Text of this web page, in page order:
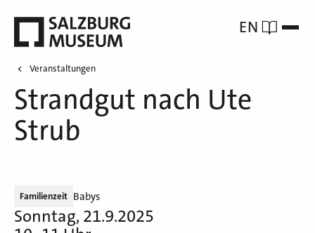
EN
Veranstaltungen
Strandgut nach Ute
Strub
Familienzeit Babys
Sonntag, 21.9.2025